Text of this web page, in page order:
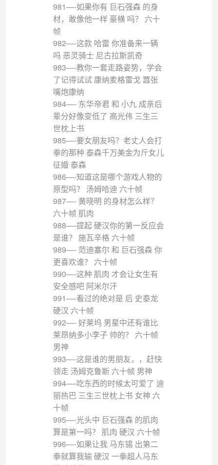
981—-如果你有 巨石强森 的身
材，敢像他一样 豪横 吗？ 六十
帧
982—-这款 哈雷 你准备来一辆
吗 恶灵骑士 尼古拉斯凯奇
983—-教你一套走路姿势，学会
了记得试试 康纳麦格雷戈 嚣张
嘴炮康纳
984—- 东华帝君 和 小九 成亲后
辈分好像变低了 高光伟 三生三
世枕上书
985—-要女朋友吗？老丈人会打
拳的那种 泰森千万美金为斤女儿
征婚 泰森
986—-知道这是哪个游戏人物的
原型吗？ 汤姆哈迪 六十帧
987—- 黄晓明 的身材怎么样？
六十帧 肌肉
988—-提起 硬汉你的第一反应会
是谁？ 施瓦辛格 六十帧
989—- 范迪塞尔 和 巨石强森 你
更喜欢谁？ 六十帧
990—-这种 肌肉 才会让女生有
安全感吧 阿米尔汗
991—-看过的绝对是 后 史泰龙
硬汉 六十帧
992—- 好莱坞 男星中还有谁比
莱昂纳多小李子 帅的？ 六十帧
男神
993—-这是谁的男朋友，，赶快
领走 汤姆克鲁斯 六十帧 男神
994—-吃东西的时候太可爱了 迪
丽热巴 三生三世枕上书 女神 六
十帧
995—-光头中 巨石强森 的肌肉
算是第一吗？ 肌肉 硬汉 六十帧
996—-如果让我 马东锡 出第二
拳就算我输 硬汉 一拳超人马东